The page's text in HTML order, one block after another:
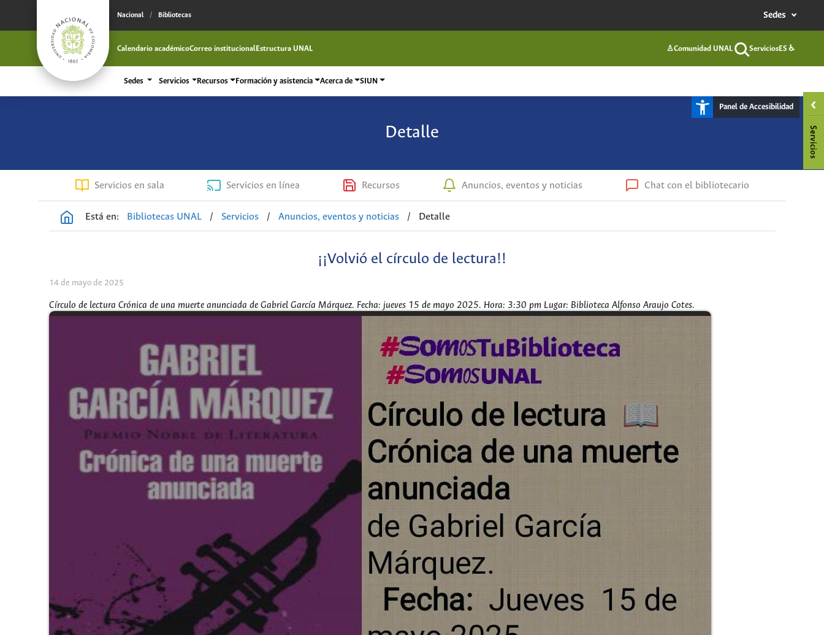
Nacional / Bibliotecas Sedes
Calendario académicoCorreo institucionalEstructura UNAL ♙Comunidad UNAL
Buscar
ServiciosES ♿
Sedes Servicios Recursos Formación y asistencia Acerca de SIUN
Panel de Accesibilidad
Detalle
Servicios en sala Servicios en línea Recursos Anuncios, eventos y noticias Chat con el bibliotecario
Está en: Bibliotecas UNAL / Servicios / Anuncios, eventos y noticias / Detalle
¡¡Volvió el círculo de lectura!!
14 de mayo de 2025
Círculo de lectura Crónica de una muerte anunciada de Gabriel García Márquez. Fecha: jueves 15 de mayo 2025. Hora: 3:30 pm Lugar: Biblioteca Alfonso Araujo Cotes.